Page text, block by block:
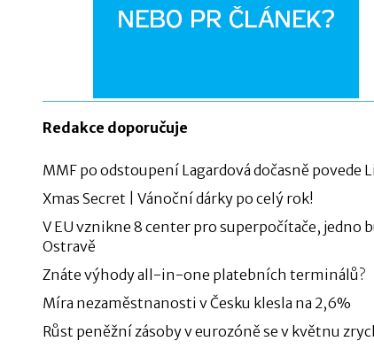
Redakce doporučuje
MMF po odstoupení Lagardová dočasně povede
Xmas Secret | Vánoční dárky po celý rok!
V EU vznikne 8 center pro superpočítače, jedno
Ostravě
Znáte výhody all-in-one platebních terminálů?
Míra nezaměstnanosti v Česku klesla na 2,6%
Růst peněžní zásoby v eurozóně se v květnu